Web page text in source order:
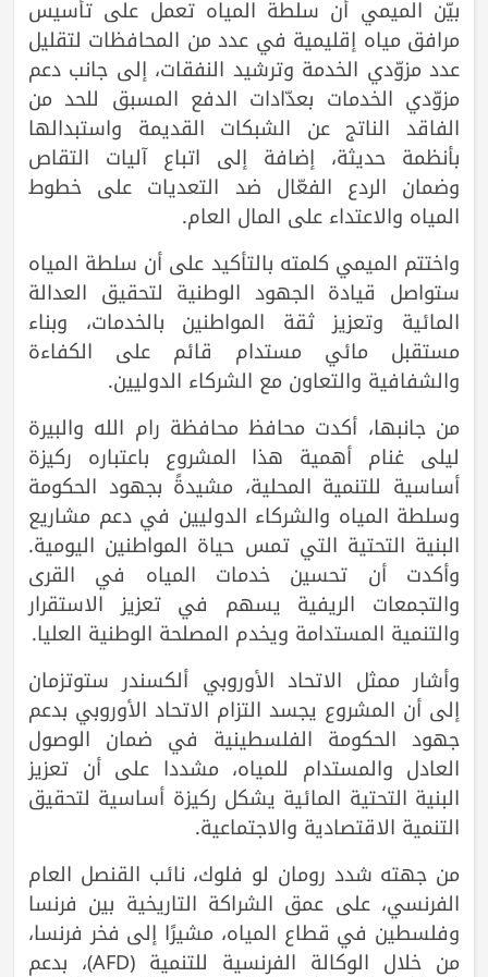
بيّن الميمي أن سلطة المياه تعمل على تأسيس
مرافق مياه إقليمية في عدد من المحافظات لتقليل
عدد مزوّدي الخدمة وترشيد النفقات، إلى جانب دعم
مزوّدي الخدمات بعدّادات الدفع المسبق للحد من
الفاقد الناتج عن الشبكات القديمة واستبدالها
بأنظمة حديثة، إضافة إلى اتباع آليات التقاص
وضمان الردع الفعّال ضد التعديات على خطوط
المياه والاعتداء على المال العام.
واختتم الميمي كلمته بالتأكيد على أن سلطة المياه
ستواصل قيادة الجهود الوطنية لتحقيق العدالة
المائية وتعزيز ثقة المواطنين بالخدمات، وبناء
مستقبل مائي مستدام قائم على الكفاءة
والشفافية والتعاون مع الشركاء الدوليين.
من جانبها، أكدت محافظ محافظة رام الله والبيرة
ليلى غنام أهمية هذا المشروع باعتباره ركيزة
أساسية للتنمية المحلية، مشيدةً بجهود الحكومة
وسلطة المياه والشركاء الدوليين في دعم مشاريع
البنية التحتية التي تمس حياة المواطنين اليومية.
وأكدت أن تحسين خدمات المياه في القرى
والتجمعات الريفية يسهم في تعزيز الاستقرار
والتنمية المستدامة ويخدم المصلحة الوطنية العليا.
وأشار ممثل الاتحاد الأوروبي ألكسندر ستوتزمان
إلى أن المشروع يجسد التزام الاتحاد الأوروبي بدعم
جهود الحكومة الفلسطينية في ضمان الوصول
العادل والمستدام للمياه، مشددا على أن تعزيز
البنية التحتية المائية يشكل ركيزة أساسية لتحقيق
التنمية الاقتصادية والاجتماعية.
من جهته شدد رومان لو فلوك، نائب القنصل العام
الفرنسي، على عمق الشراكة التاريخية بين فرنسا
وفلسطين في قطاع المياه، مشيرًا إلى فخر فرنسا،
من خلال الوكالة الفرنسية للتنمية (AFD)، بدعم